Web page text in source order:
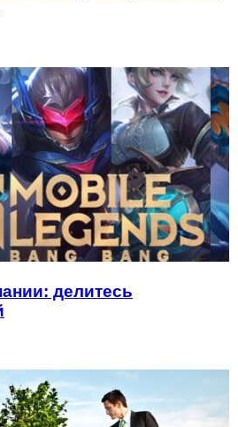
делитесь